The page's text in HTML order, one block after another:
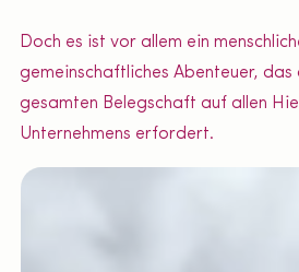
Doch es ist vor allem ein
gemeinschaftliches Abenteuer, das
gesamten Belegschaft auf allen
Unternehmens erfordert.